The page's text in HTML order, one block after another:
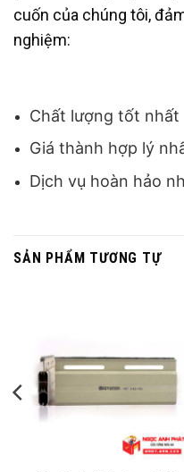
cuốn của chúng tôi,
nghiệm:
Chất lượng tốt nhất
Giá thành hợp lý
Dịch vụ hoàn hảo
SẢN PHẨM TƯƠNG TỰ